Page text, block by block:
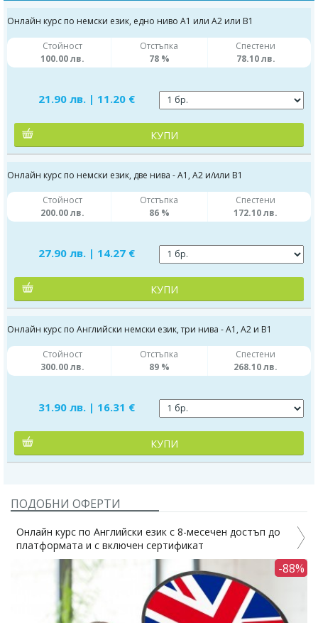
Онлайн курс по немски език, едно ниво А1 или А2 или В1
Стойност
100.00 лв.
Отстъпка
78 %
Спестени
78.10 лв.
21.90 лв. | 11.20 €
КУПИ
Онлайн курс по немски език, две нива - А1, А2 и/или В1
Стойност
200.00 лв.
Отстъпка
86 %
Спестени
172.10 лв.
27.90 лв. | 14.27 €
КУПИ
Онлайн курс по Английски немски език, три нива - А1, А2 и В1
Стойност
300.00 лв.
Отстъпка
89 %
Спестени
268.10 лв.
31.90 лв. | 16.31 €
КУПИ
ПОДОБНИ ОФЕРТИ
Онлайн курс по Английски език с 8-месечен достъп до
платформата и с включен сертификат
-88%